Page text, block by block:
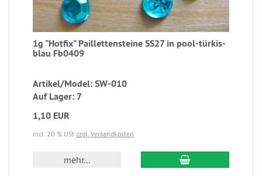
1g "Hotfix" Paillettensteine SS27 in pool-türkis-
blau Fb0409
Artikel/Model: SW-010
Auf Lager: 7
1,10 EUR
incl. 20 % USt zzgl. Versandkosten
mehr...